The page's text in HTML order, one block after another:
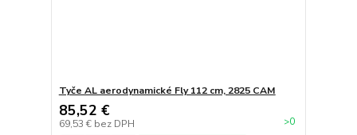
Tyče AL aerodynamické Fly 112 cm, 2825 CAM
85,52 €
69,53 € bez DPH >0